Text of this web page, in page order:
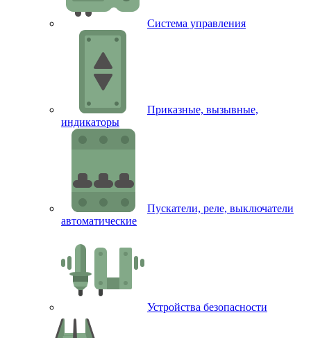
Система управления
Приказные, вызывные,
индикаторы
Пускатели, реле, выключатели
автоматические
Устройства безопасности